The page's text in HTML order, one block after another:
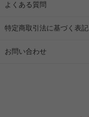
よくある質問
特定商取引法に基づく表記
お問い合わせ